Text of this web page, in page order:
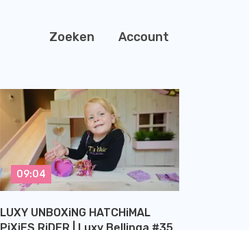
Zoeken Account
LUXY UNBOXiNG HATCHiMAL
PiXiES RiDER | Luxy Bellinga #35
09:04